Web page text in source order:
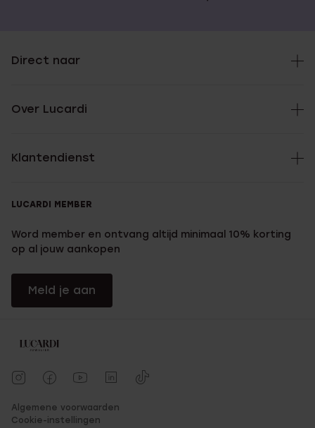
Direct naar
Over Lucardi
Klantendienst
LUCARDI MEMBER
Word member en ontvang altijd minimaal 10% korting
op al jouw aankopen
Meld je aan
Algemene voorwaarden
Cookie-instellingen